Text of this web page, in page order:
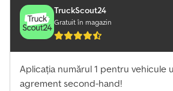
TruckScout24
Gratuit în magazin
Aplicația numărul 1 pentru vehicule
agrement second-hand!